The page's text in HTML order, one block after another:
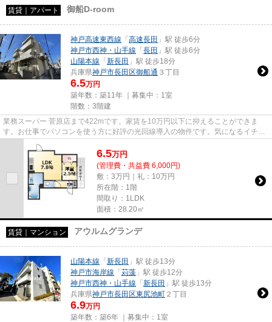
賃貸｜アパート 御船D-room
神戸高速東西線 「 高速長田 」駅 徒歩6分
神戸市西神・山手線 「 長田 」駅 徒歩6分
山陽本線 「 新長田 」駅 徒歩18分
兵庫県神戸市長田区御船通 ３丁目
6.5万円
築年数：築11年 ｜募集中： 1室
階数：3階建
業務スーパー 菅原店まで422mです。家賃を10万円以下に抑えることができま
す。お仕事でパソコンを使う方に好評の光回線導入の物件です。気になるイチオ
シ物件情報：「御船D-room」。で...
6.5万円
(管理費・共益費 6,000円)
敷：3万円｜礼：10万円
所在階：1階
間取り：1LDK
面積：28.20㎡
賃貸｜マンション アウルムグランデ
山陽本線 「 新長田 」駅 徒歩13分
神戸市海岸線 「 苅藻 」駅 徒歩12分
神戸市西神・山手線 「 新長田 」駅 徒歩13分
兵庫県神戸市長田区東尻池町 ２丁目
6.9万円
築年数：築6年 ｜募集中： 1室